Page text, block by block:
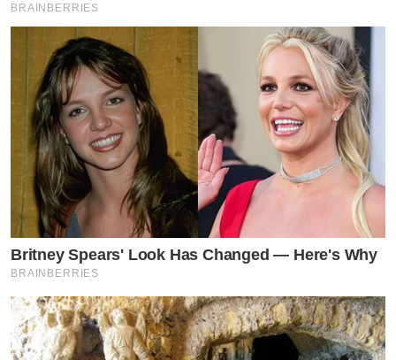
BRAINBERRIES
Britney Spears' Look Has Changed — Here's Why
BRAINBERRIES